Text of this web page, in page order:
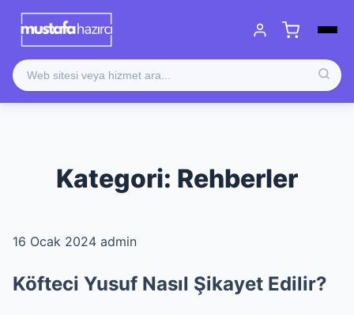
Kategori: Rehberler
16 Ocak 2024 admin
Köfteci Yusuf Nasıl Şikayet Edilir?